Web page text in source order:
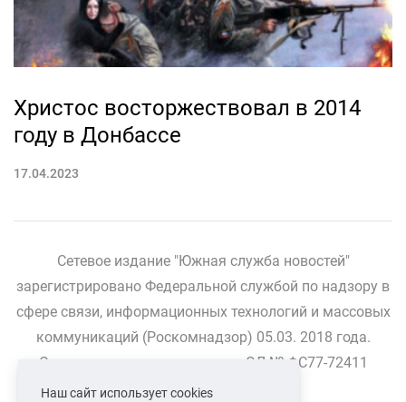
Христос восторжествовал в 2014
году в Донбассе
17.04.2023
Сетевое издание "Южная служба новостей"
зарегистрировано Федеральной службой по надзору в
сфере связи, информационных технологий и массовых
коммуникаций (Роскомнадзор) 05.03. 2018 года.
Свидетельство о регистрации ЭЛ № ФС77-72411
Наш сайт использует cookies